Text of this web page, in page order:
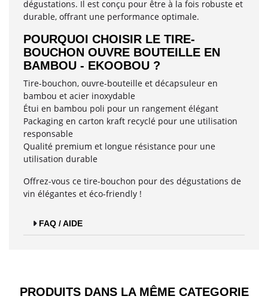
dégustations. Il est conçu pour être à la fois robuste et
durable, offrant une performance optimale.
POURQUOI CHOISIR LE TIRE-
BOUCHON OUVRE BOUTEILLE EN
BAMBOU - EKOOBOU ?
Tire-bouchon, ouvre-bouteille et décapsuleur en
bambou et acier inoxydable
Étui en bambou poli pour un rangement élégant
Packaging en carton kraft recyclé pour une utilisation
responsable
Qualité premium et longue résistance pour une
utilisation durable
Offrez-vous ce tire-bouchon pour des dégustations de
vin élégantes et éco-friendly !
FAQ / AIDE
PRODUITS DANS LA MÊME CATEGORIE​